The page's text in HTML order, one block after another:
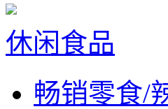
休闲食品
畅销零食/